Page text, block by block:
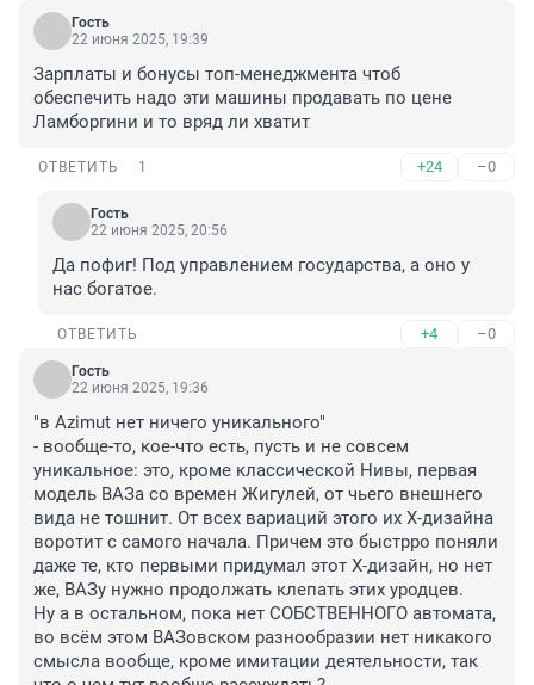
Гость
22 июня 2025, 19:39
Зарплаты и бонусы топ-менеджмента чтоб
обеспечить надо эти машины продавать по цене
Ламборгини и то вряд ли хватит
ОТВЕТИТЬ 1 +24 –0
Гость
22 июня 2025, 20:56
Да пофиг! Под управлением государства, а оно у
нас богатое.
ОТВЕТИТЬ +4 –0
Гость
22 июня 2025, 19:36
"в Azimut нет ничего уникального"
- вообще-то, кое-что есть, пусть и не совсем
уникальное: это, кроме классической Нивы, первая
модель ВАЗа со времен Жигулей, от чьего внешнего
вида не тошнит. От всех вариаций этого их Х-дизайна
воротит с самого начала. Причем это быстрро поняли
даже те, кто первыми придумал этот Х-дизайн, но нет
же, ВАЗу нужно продолжать клепать этих уродцев.
Ну а в остальном, пока нет СОБСТВЕННОГО автомата,
во всём этом ВАЗовском разнообразии нет никакого
смысла вообще, кроме имитации деятельности, так